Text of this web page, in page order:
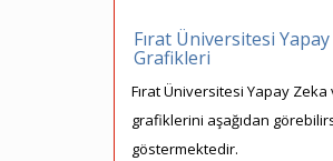
Fırat Üniversitesi
Grafikleri
Fırat Üniversitesi Yapay
grafiklerini aşağıdan
göstermektedir.